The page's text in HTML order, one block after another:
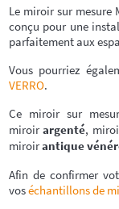
Le miroir sur mesure
conçu pour une
parfaitement aux
Vous pourriez
VERRO.
Ce miroir sur
miroirargenté,
miroirantique
Afin de confirmer
voséchantillons de